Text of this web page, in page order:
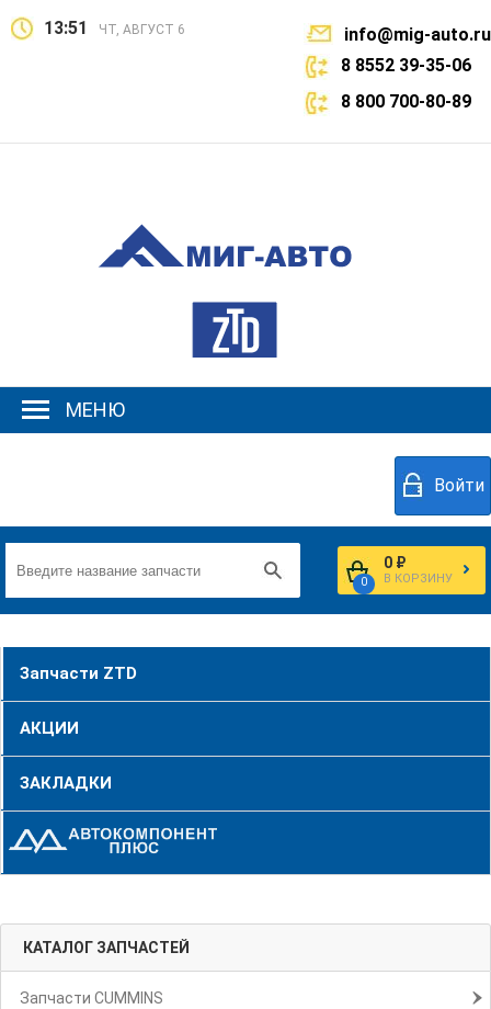
13:51 ЧТ, АВГУСТ 6
info@mig-auto.ru
8 8552 39-35-06
8 800 700-80-89
МЕНЮ
Войти
0
0 ₽
В КОРЗИНУ
Запчасти ZTD
АКЦИИ
ЗАКЛАДКИ
КАТАЛОГ ЗАПЧАСТЕЙ
Запчасти CUMMINS